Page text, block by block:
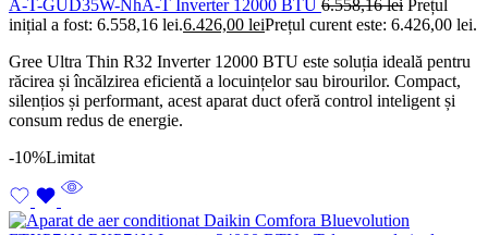
A-T-GUD35W-NhA-T Inverter 12000 BTU 6.558,16lei Prețul
inițial a fost: 6.558,16 lei.6.426,00 leiPrețul curent este: 6.426,00 lei.
Gree Ultra Thin R32 Inverter 12000 BTU este soluția ideală pentru
răcirea și încălzirea eficientă a locuințelor sau birourilor. Compact,
silențios și performant, acest aparat duct oferă control inteligent și
consum redus de energie.
-10%Limitat